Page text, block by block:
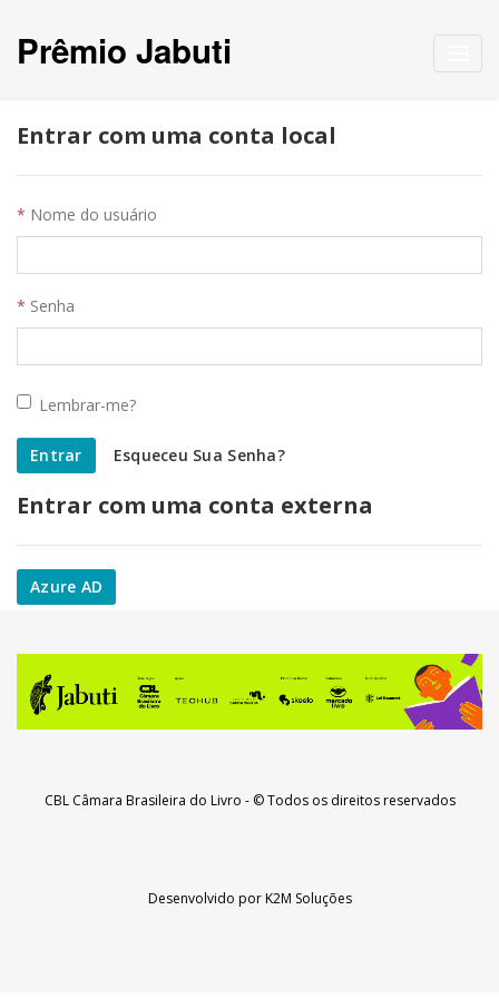
Prêmio Jabuti
Entrar com uma conta local
Nome do usuário
Senha
Lembrar-me?
Entrar Esqueceu Sua Senha?
Entrar com uma conta externa
Azure AD
CBL Câmara Brasileira do Livro - © Todos os direitos reservados
Desenvolvido porK2M Soluções